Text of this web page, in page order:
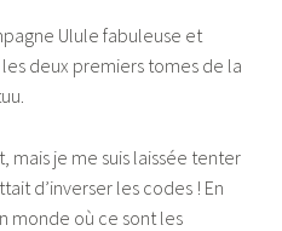
Ulule fabuleuse et
deux premiers tomes de la
mais je me suis laissée tenter
d’inverser les codes ! En
monde où ce sont les